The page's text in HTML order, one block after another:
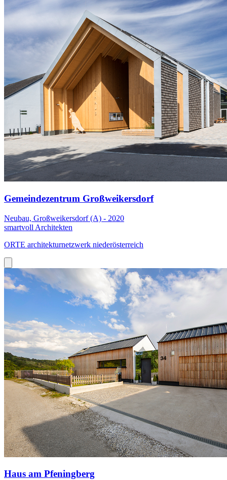
Gemeindezentrum Großweikersdorf
Neubau, Großweikersdorf (A) - 2020
smartvoll Architekten
ORTE architekturnetzwerk niederösterreich
Haus am Pfeningberg